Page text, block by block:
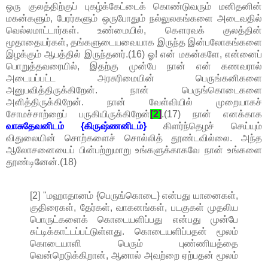
ஒரு குலத்திற்குப் புகழ்க்கேட்டைக் கொண்டுவரும் மனிதனின்
மகன்களும், பேரர்களும் ஒருபோதும் நல்லுலகங்களை அடைவதில்
வெல்லமாட்டார்கள். உண்மையில், கௌரவக் குலத்தின்
மூதாதையர்கள், தங்களுடையவையாக இருந்த இன்பலோகங்களை
இழக்கும் ஆபத்தில் இருந்தனர்.(16) ஓ! என் மகன்களே, என்னைப்
பொறுத்தவரையில், இதற்கு முன்பே நான் என் கணவரால்
அடையப்பட்ட அரசுரிமையின் பெருங்கனிகளை
அனுபவித்திருக்கிறேன். நான் பெருங்கொடைகளை
அளித்திருக்கிறேன். நான் வேள்வியில் முறையாகச்
சோமச்சாற்றைப் பருகியிருக்கிறேன் [2].(17) நான் எனக்காக
வாசுதேவனிடம் {கிருஷ்ணனிடம்} கிளர்ந்தெழச் செய்யும்
விதுலையின் சொற்களைச் சொல்லித் தூண்டவில்லை. அந்த
ஆலோசனையைப் பின்பற்றுமாறு உங்களுக்காகவே நான் உங்களை
தூண்டினேன்.(18)
[2] "மஹாதானம் {பெருங்கொடை} என்பது யானைகள்,
குதிரைகள், தேர்கள், வாகனங்கள், படகுகள் முதலிய
பொருட்களைக் கொடையளிப்பது என்பது முன்பே
சுட்டிக்காட்டப்பட்டுள்ளது. கொடையளிப்பதன் மூலம்
கொடையாளி பெரும் புண்ணியத்தை
வென்றெடுக்கிறான், ஆனால் அவற்றை ஏற்பதன் மூலம்